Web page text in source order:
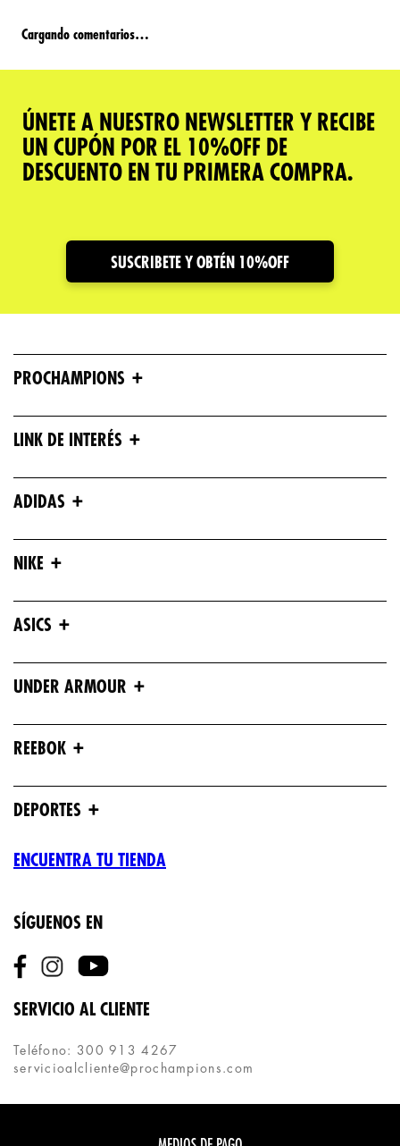
Agregar comentario
Califica el producto de 1 a 5 estrellas
★★★★★
Dirección de email
Cargando comentarios…
ÚNETE A NUESTRO NEWSLETTER Y RECIBE
UN CUPÓN POR EL 10%OFF DE
DESCUENTO EN TU PRIMERA COMPRA.
SUSCRIBETE Y OBTÉN 10%OFF
PROCHAMPIONS +
LINK DE INTERÉS +
ADIDAS +
NIKE +
ASICS +
UNDER ARMOUR +
REEBOK +
DEPORTES +
ENCUENTRA TU TIENDA
SÍGUENOS EN
SERVICIO AL CLIENTE
Teléfono: 300 913 4267
servicioalcliente@prochampions.com